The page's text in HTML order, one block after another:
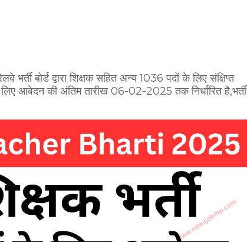
भर्ती बोर्ड द्वारा शिक्षक सहित अन्य 1036 पदों के लिए संक्षिप्त
आवेदन की अंतिम तारीख 06-02-2025 तक निर्धारित है,भर्ती